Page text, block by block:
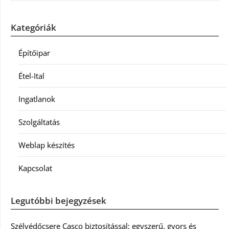
Kategóriák
Építőipar
Étel-Ital
Ingatlanok
Szolgáltatás
Weblap készítés
Kapcsolat
Legutóbbi bejegyzések
Szélvédőcsere Casco biztosítással: egyszerű, gyors és